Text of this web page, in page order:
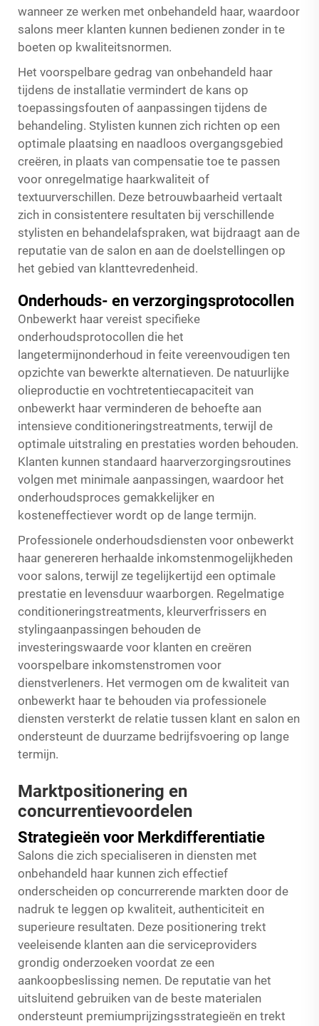
wanneer ze werken met onbehandeld haar, waardoor
salons meer klanten kunnen bedienen zonder in te
boeten op kwaliteitsnormen.
Het voorspelbare gedrag van onbehandeld haar
tijdens de installatie vermindert de kans op
toepassingsfouten of aanpassingen tijdens de
behandeling. Stylisten kunnen zich richten op een
optimale plaatsing en naadloos overgangsgebied
creëren, in plaats van compensatie toe te passen
voor onregelmatige haarkwaliteit of
textuurverschillen. Deze betrouwbaarheid vertaalt
zich in consistentere resultaten bij verschillende
stylisten en behandelafspraken, wat bijdraagt aan de
reputatie van de salon en aan de doelstellingen op
het gebied van klanttevredenheid.
Onderhouds- en verzorgingsprotocollen
Onbewerkt haar vereist specifieke
onderhoudsprotocollen die het
langetermijnonderhoud in feite vereenvoudigen ten
opzichte van bewerkte alternatieven. De natuurlijke
olieproductie en vochtretentiecapaciteit van
onbewerkt haar verminderen de behoefte aan
intensieve conditioneringstreatments, terwijl de
optimale uitstraling en prestaties worden behouden.
Klanten kunnen standaard haarverzorgingsroutines
volgen met minimale aanpassingen, waardoor het
onderhoudsproces gemakkelijker en
kosteneffectiever wordt op de lange termijn.
Professionele onderhoudsdiensten voor onbewerkt
haar genereren herhaalde inkomstenmogelijkheden
voor salons, terwijl ze tegelijkertijd een optimale
prestatie en levensduur waarborgen. Regelmatige
conditioneringstreatments, kleurverfrissers en
stylingaanpassingen behouden de
investeringswaarde voor klanten en creëren
voorspelbare inkomstenstromen voor
dienstverleners. Het vermogen om de kwaliteit van
onbewerkt haar te behouden via professionele
diensten versterkt de relatie tussen klant en salon en
ondersteunt de duurzame bedrijfsvoering op lange
termijn.
Marktpositionering en
concurrentievoordelen
Strategieën voor Merkdifferentiatie
Salons die zich specialiseren in diensten met
onbehandeld haar kunnen zich effectief
onderscheiden op concurrerende markten door de
nadruk te leggen op kwaliteit, authenticiteit en
superieure resultaten. Deze positionering trekt
veeleisende klanten aan die serviceproviders
grondig onderzoeken voordat ze een
aankoopbeslissing nemen. De reputatie van het
uitsluitend gebruiken van de beste materialen
ondersteunt premiumprijzingsstrategieën en trekt